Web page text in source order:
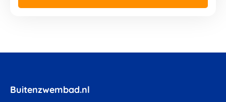
Buitenzwembad.nl